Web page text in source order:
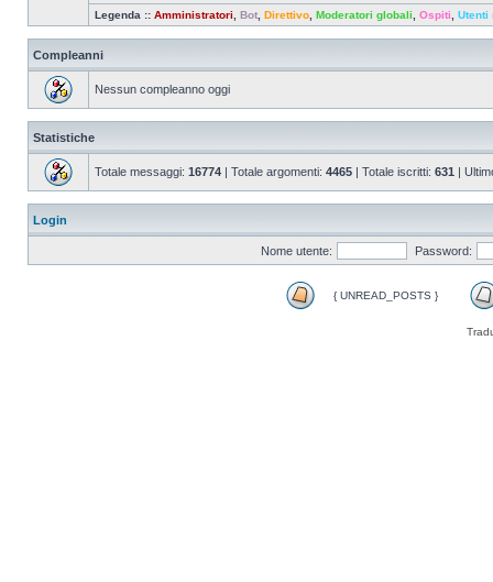
Legenda :: Amministratori Bot Direttivo Moderatori globali Ospiti Utenti
Compleanni
Nessun compleanno oggi
Statistiche
Totale messaggi: 16774 | Totale argomenti: 4465 | Totale iscritti: 631 |
Login
Nome utente: Password:
{ UNREAD_POSTS }